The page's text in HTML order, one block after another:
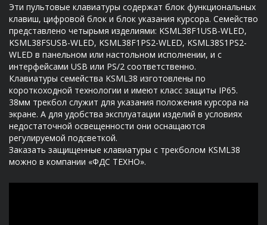
Эти пультовые клавиатуры содержат блок функциональных
клавиш, цифровой блок и блок указания курсора. Семейство
представлено четырьмя изделиями: KSML38F1USB-WLED,
KSML38FSUSB-WLED, KSML38F1PS2-WLED, KSML38S1PS2-
WLED в панельном или настольном исполнении, и с
интерфейсами USB или PS/2 соответственно.
Клавиатуры семейства KSML38 изготовлены по
короткоходной технологии и имеют класс защиты IP65.
38мм трекбол служит для указания положения курсора на
экране. А для удобства эксплуатации изделий в условиях
недостаточной освещенности они оснащаются
регулируемой подсветкой.
Заказать защищенные клавиатуры с трекболом KSML38
можно в компании «ФДС ТЕХНО».